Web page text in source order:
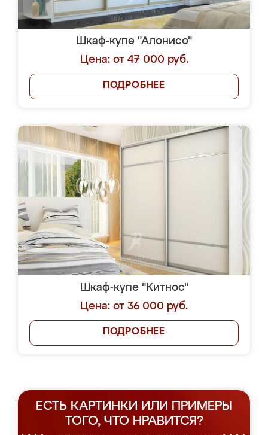
Шкаф-купе "Алонисо"
Цена: от 47 000 руб.
ПОДРОБНЕЕ
Шкаф-купе "Китнос"
Цена: от 36 000 руб.
ПОДРОБНЕЕ
ЕСТЬ КАРТИНКИ ИЛИ ПРИМЕРЫ
ТОГО, ЧТО НРАВИТСЯ?